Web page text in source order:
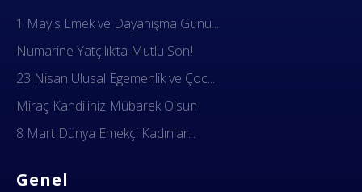
1 Mayıs Emek ve Dayanışma Günü...
Numarine Yatçılık’ta Mutlu Son!
23 Nisan Ulusal Egemenlik ve Çoc...
Miraç Kandiliniz Mübarek Olsun
8 Mart Dünya Emekçi Kadınlar...
Genel